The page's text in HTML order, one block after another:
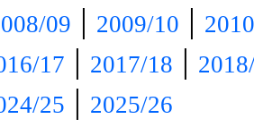
09 | 2009/10 |
17 | 2017/18 |
25 | 2025/26